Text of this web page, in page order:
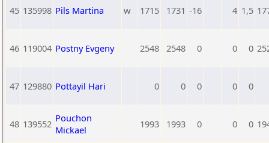
45 135998 Pils Martina w 1715 1731 -16 4 1,5
46 119004 Postny Evgeny 2548 2548 0 0 0
47 129880 Pottayil Hari 0 0 0 0 0
48 139552 Pouchon
Mickael
1993 1993 0 0 0